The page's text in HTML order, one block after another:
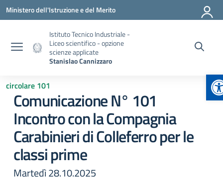
Vai ai contenuti
Vai al menu di navigazione
Vai al footer
Ministero dell'Istruzione e del Merito
Istituto Tecnico Industriale -
Liceo scientifico - opzione
scienze applicate
Stanislao Cannizzaro
circolare 101
Comunicazione N° 101
Incontro con la Compagnia
Carabinieri di Colleferro per le
classi prime
Martedì 28.10.2025